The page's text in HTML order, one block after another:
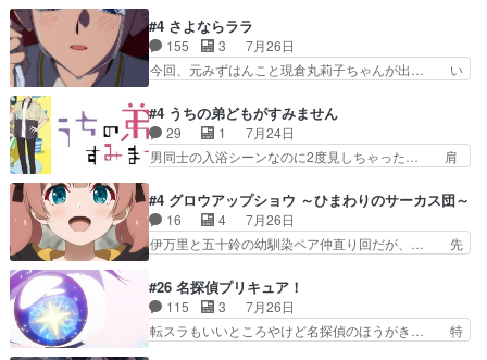
みかたが雑になってきてるな… イキりカストルは
怖がりやったかあスピカな… 鏡の世界への突入と
新たな依頼サブタイトル…
ナリーゼの悪魔の囁きwクリフとエリナ… 悪魔の
囁きやめてくださいwおい、1番重要… ゼニスも
感情が出てきてて良い方向に進んで… 第５話を
ABEMAで視聴しました。視聴に… クリフとエリ
相変わらずで草ルディ君釣り… ルーデウスにシル
フィエットとロキシーとの… 離れ離れになったり
別れがあったり絶望の大…
#4 さよならララ
155 3
7月26日
今回、元みずはんこと現倉丸莉子ちゃんが出… い
様とは...本当の愛とは...なんぞ… テンポの良いボ
ケとツッコミで笑わせつつ、… この作品、ストー
リーにも登場人物にも全く… 家で机に向かってる
時の貧乏ゆすりとか、ラ… お姉ちゃんと話せ
に、ララは何を思うのだ… 息をするかのように3
話まで視聴。2026… ララの王子様探しが本格的
に動き出した回。…
#4 うちの弟どもがすみません
29 1
7月24日
男同士の入浴シーンなのに2度見しちゃった… 肩
散歩って逃げるよね！糸と類を助けよう… 類の面
倒見るのが1番大変そう糸は誰とでも… 源くんを
甘えさせるまでの糸と周りの出来事… 源くん、甘
えちゃうぞ宣言。思ったよりラブ… 糸ちゃんのま
目的を忘れてますますヤング… でも央太と親しく
するのは嫌。世話を拒んで… ゴメス（カエル）外
で散歩させてたのか(*…
#4 グロウアップショウ ～ひまわりのサーカス団～
16 4
7月26日
伊万里と五十鈴の幼馴染ペア仲直り回だが、… 先
や、これ素晴らしいコメディアニメだな。… 水着
回なのにビキニじゃない！これは時代背… 今回は
推しの吾野伊万里ちゃん担当回。これ… 伊万里さ
んの手品回であり水着回ね。瑞佳ち… 売り上げが
#26 名探偵プリキュア！
115 3
7月26日
転スラもいいところやけど名探偵のほうがき… 特